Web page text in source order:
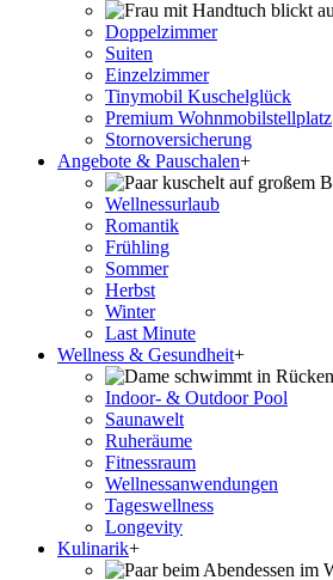
Doppelzimmer
Suiten
Einzelzimmer
Tinymobil Kuschelglück
Premium Wohnmobilstellplatz
Stornoversicherung
Angebote & Pauschalen+
Wellnessurlaub
Romantik
Frühling
Sommer
Herbst
Winter
Last Minute
Wellness & Gesundheit+
Indoor- & Outdoor Pool
Saunawelt
Ruheräume
Fitnessraum
Wellness­anwendungen
Tageswellness
Longevity
Kulinarik+